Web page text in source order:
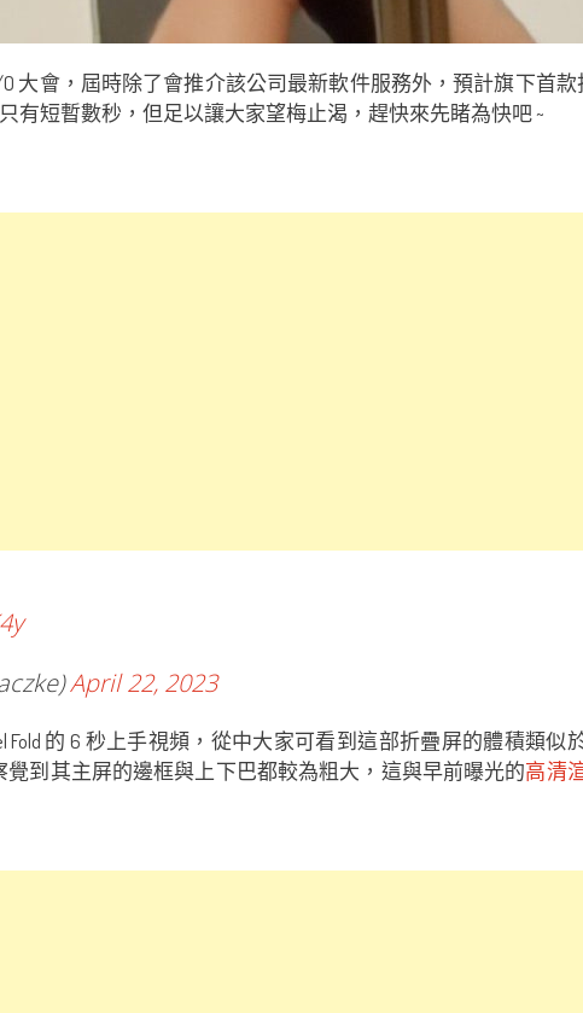
大會，屆時除了會推介該公司最新軟件服務外，預計旗下首款
有短暫數秒，但足以讓大家望梅止渴，趕快來先睹為快吧 ~
April 22, 2023
Fold 的 6 秒上手視頻，從中大家可看到這部折疊屏的體積類似
覺到其主屏的邊框與上下巴都較為粗大，這與早前曝光的高清